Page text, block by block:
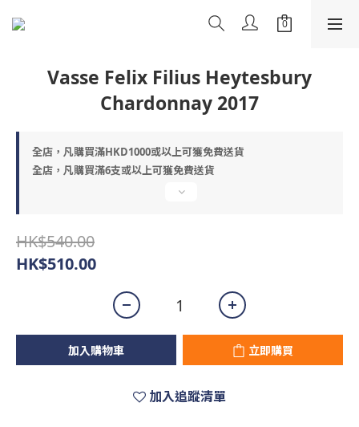
Vasse Felix Filius Heytesbury
Chardonnay 2017
全店，凡購買滿HKD1000或以上可獲免費送貨
全店，凡購買滿6支或以上可獲免費送貨
HK$540.00
HK$510.00
加入購物車 立即購買
加入追蹤清單